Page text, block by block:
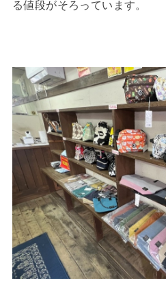
る値段がそろっています。